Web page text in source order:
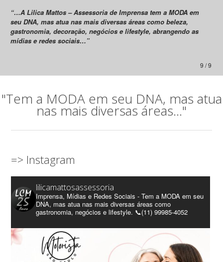
“…A Lilica Mattos – Assessoria de Imprensa tem a MODA em
seu DNA, mas atua nas mais diversas áreas como beleza,
gastronomia, decoração, negócios e lifestyle, abrangendo as
mídias e redes sociais…”
9 / 9
"Tem a MODA em seu DNA, mas atua
nas mais diversas áreas..."
=> Instagram
lilicamattosassessoria
Imprensa, Mídias e Redes Sociais - Tem a MODA em seu
DNA, mas atua nas mais diversas áreas como
gastronomia, negócios e lifestyle. 📞(11) 99985-4052